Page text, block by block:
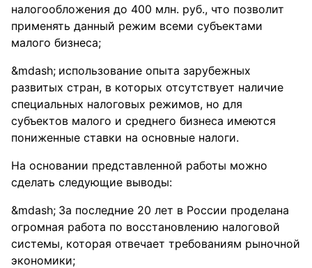
налогообложения до 400 млн. руб., что позволит
применять данный режим всеми субъектами
малого бизнеса;
использование опыта зарубежных
развитых стран, в которых отсутствует наличие
специальных налоговых режимов, но для
субъектов малого и среднего бизнеса имеются
пониженные ставки на основные налоги.
На основании представленной работы можно
сделать следующие выводы:
За последние 20 лет в России проделана
огромная работа по восстановлению налоговой
системы, которая отвечает требованиям рыночной
экономики;